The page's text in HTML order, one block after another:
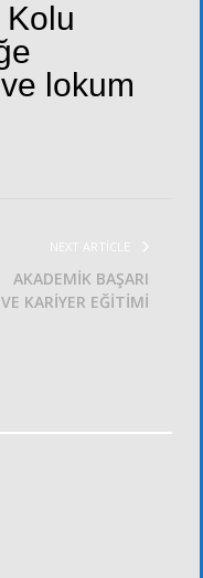
Kolu
lokum
NEXT ARTICLE
AKADEMİK BAŞARI
VE KARİYER EĞİTİMİ